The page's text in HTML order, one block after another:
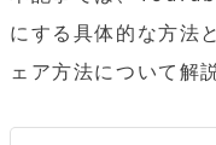
にする具体的な方法
ェア方法について解